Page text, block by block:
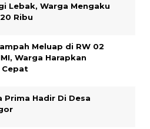
Lebak, Warga Mengaku
Ribu
Meluap di RW 02
Warga Harapkan
Cepat
Prima Hadir Di Desa